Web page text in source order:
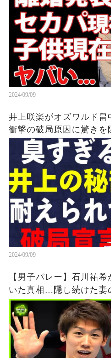
2024/09/09
井上咲楽がオズワルド
衝撃の破局原因に驚き
護生活の真相
2024/09/09
【男子バレー】石川祐
いた真相…隠し続けた妻
ボール日本代表のエー
は….